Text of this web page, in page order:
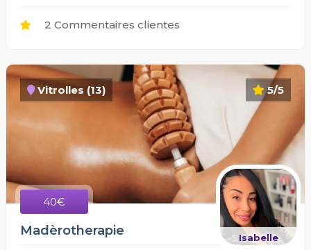
2 Commentaires clientes
5/5
Vitrolles (13)
40€
Isabelle
Madèrotherapie